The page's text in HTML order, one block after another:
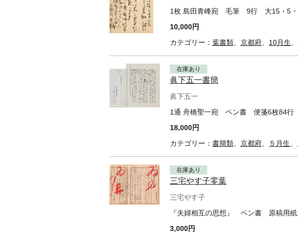
1枚 島田青峰宛 毛筆 9行 大15・5・
10,000円
カテゴリー： 葉書類 京都府 10月生
在庫あり
眞下五一書簡
眞下五一
1通 舟橋聖一宛 ペン書 便箋6枚84行
18,000円
カテゴリー： 書簡類 京都府 ５月生
在庫あり
三宅やす子零葉
三宅やす子
『夫婦相互の思想』 ペン書 原稿
3,000円